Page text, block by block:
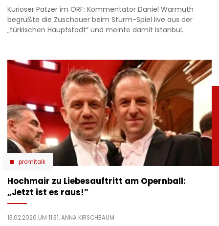
Kurioser Patzer im ORF: Kommentator Daniel Warmuth
begrüßte die Zuschauer beim Sturm-Spiel live aus der
„türkischen Hauptstadt” und meinte damit Istanbul.
promitalk
Hochmair zu Liebesauftritt am Opernball:
„Jetzt ist es raus!”
13.02.2026 UM 11:31,ANNA KIRSCHBAUM